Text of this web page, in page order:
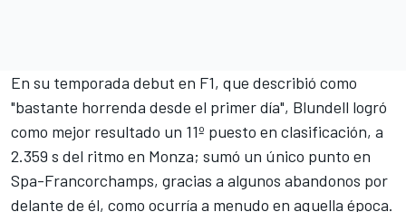
En su temporada debut en F1, que describió como
"bastante horrenda desde el primer día", Blundell logró
como mejor resultado un 11º puesto en clasificación, a
2.359 s del ritmo en Monza; sumó un único punto en
Spa-Francorchamps, gracias a algunos abandonos por
delante de él, como ocurría a menudo en aquella época.